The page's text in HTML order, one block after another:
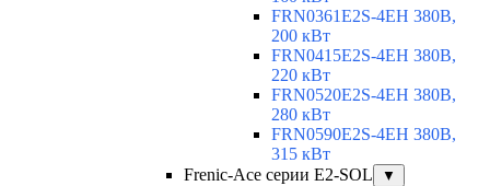
FRN0361E2S-4EH 380В,
200 кВт
FRN0415E2S-4EH 380В,
220 кВт
FRN0520E2S-4EH 380В,
280 кВт
FRN0590E2S-4EH 380В,
315 кВт
Frenic-Ace серии E2-SOL
▼